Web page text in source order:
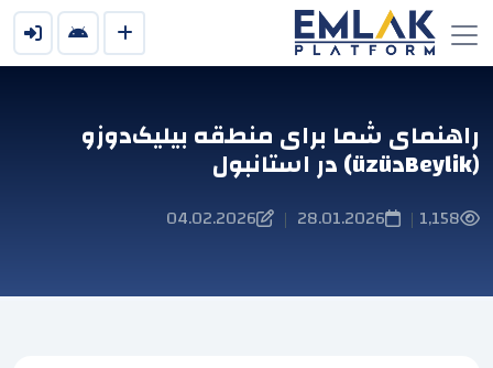
راهنمای شما برای منطقه بیلیک‌دوزو
(Beylikدüzü) در استانبول
1,158
|
28.01.2026
|
04.02.2026